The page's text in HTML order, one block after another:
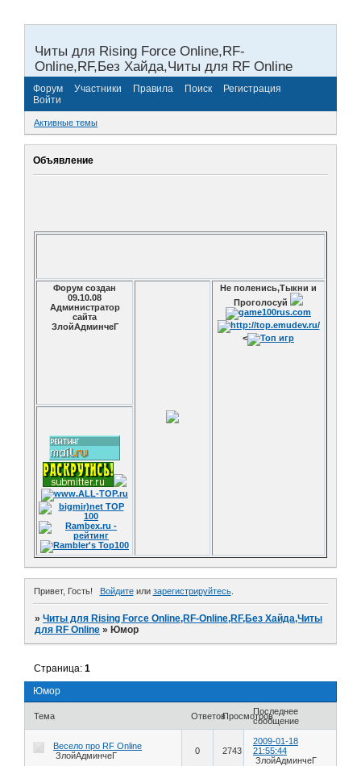
Читы для Rising Force Online,RF-
Online,RF,Без Хайда,Читы для RF Online
Форум Участники Правила Поиск
Регистрация
Войти
Активные темы
Объявление
Форум создан
09.10.08
Администратор
сайта
ЗлойАдминчеГ
Не поленись,Тыкни и
Проголосуй
<
Привет, Гость! Войдитеили зарегистрируйтесь.
»Читы для Rising Force Online,RF-Online,RF,Без Хайда,Читы
для RF Online » Юмор
Юмор
Страница:1
Тема ОтветовПросмотровПоследнее
сообщение
Весело про RF Online
ЗлойАдминчеГ
0 2743
2009-01-18
21:55:44
ЗлойАдминчеГ